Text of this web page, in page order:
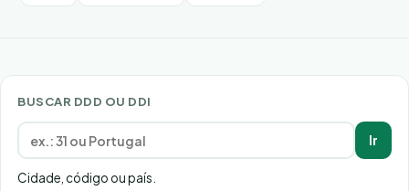
BUSCAR DDD OU DDI
Ir
Cidade, código ou país.